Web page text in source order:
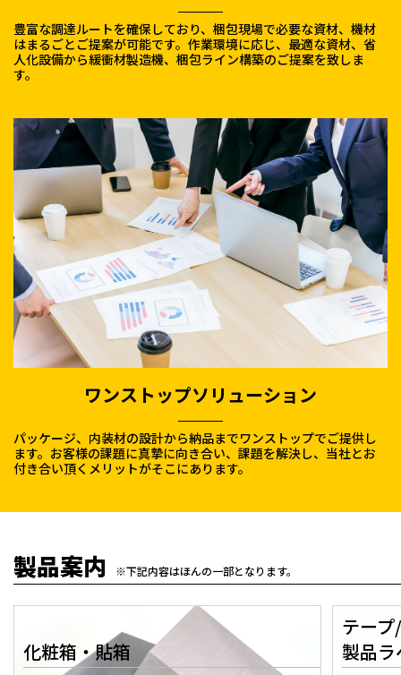
豊富な調達ルートを確保しており、梱包現場で必要な資材、機材
はまるごとご提案が可能です。作業環境に応じ、最適な資材、省
人化設備から緩衝材製造機、梱包ライン構築のご提案を致しま
す。
ワンストップソリューション
パッケージ、内装材の設計から納品までワンストップでご提供し
ます。お客様の課題に真摯に向き合い、課題を解決し、当社とお
付き合い頂くメリットがそこにあります。
製品案内 ※下記内容はほんの一部となります。
化粧箱・貼箱
テー
製品